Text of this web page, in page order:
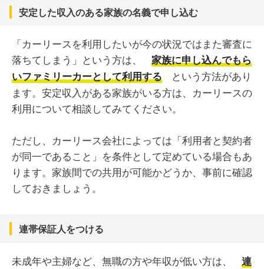
安定した収入のある家族の名義で申し込む
「カーリースを利用したいが今の状況ではまた審査に
落ちてしまう」という方は、
家族に申し込んでもら
いファミリーカーとして利用する
という方法があり
ます。安定収入がある家族がいる方は、カーリースの
利用について相談してみてください。
ただし、カーリース会社によっては「利用者と契約者
が同一であること」を条件として定めている場合もあ
ります。家族間での共用が可能かどうか、事前に確認
しておきましょう。
連帯保証人をつける
未成年や主婦など、無職の方や年収が低い方は、
連